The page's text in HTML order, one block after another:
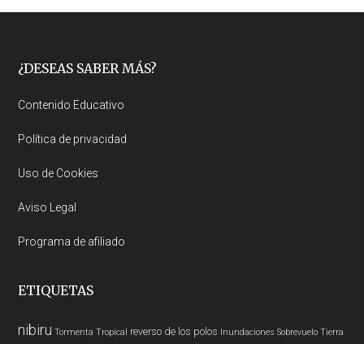
Footer
¿DESEAS SABER MÁS?
Contenido Educativo
Política de privacidad
Uso de Cookies
Aviso Legal
Programa de afiliado
ETIQUETAS
nibiru Tormenta Tropical reverso de los polos Inundaciones Sobrevuelo Tierra